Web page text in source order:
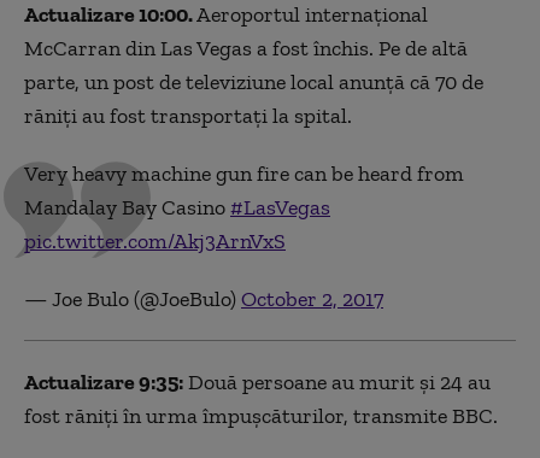
Actualizare 10:00.Aeroportul internațional
McCarran din Las Vegas a fost închis. Pe de altă
parte, un post de televiziune local anunță că 70 de
răniți au fost transportați la spital.
Very heavy machine gun fire can be heard from
Mandalay Bay Casino#LasVegas
pic.twitter.com/Akj3ArnVxS
— Joe Bulo (@JoeBulo) October 2, 2017
Actualizare 9:35:Două persoane au murit și 24 au
fost răniți în urma împușcăturilor, transmite BBC.